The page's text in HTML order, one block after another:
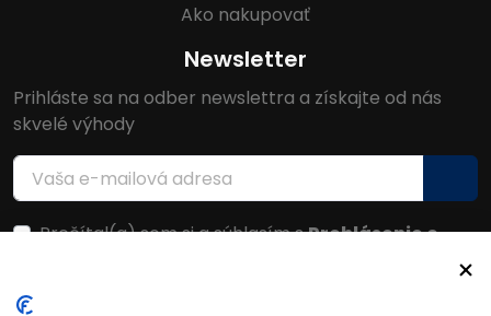
Ako nakupovať
Newsletter
Prihláste sa na odber newslettra a získajte od nás
skvelé výhody
Prečítal(a) som si a súhlasím sPrehlásenie o